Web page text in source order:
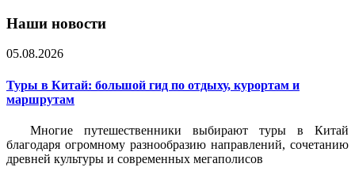
Наши новости
05.08.2026
Туры в Китай: большой гид по отдыху, курортам и
маршрутам
Многие путешественники выбирают туры в Китай
благодаря огромному разнообразию направлений, сочетанию
древней культуры и современных мегаполисов